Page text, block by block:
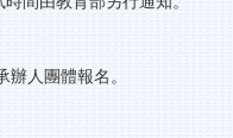
人團體報名。